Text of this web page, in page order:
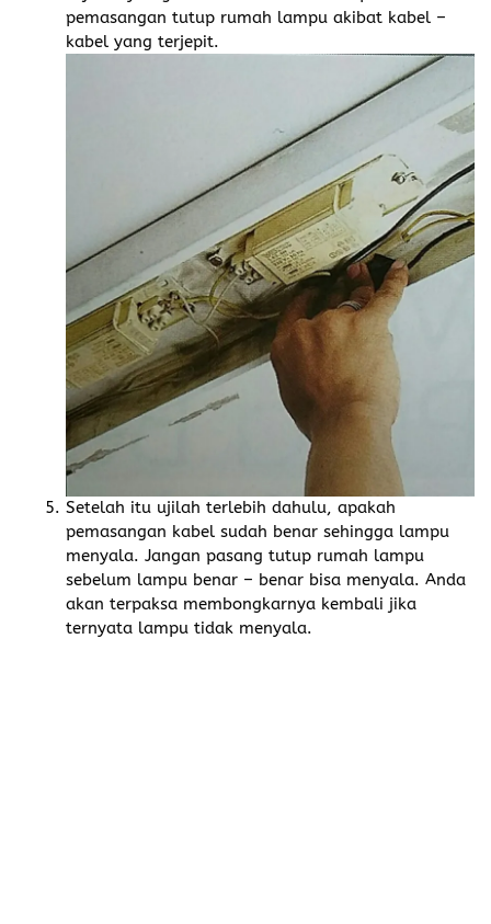
pemasangan tutup rumah lampu akibat kabel –
kabel yang terjepit.
Setelah itu ujilah terlebih dahulu, apakah
pemasangan kabel sudah benar sehingga lampu
menyala. Jangan pasang tutup rumah lampu
sebelum lampu benar – benar bisa menyala. Anda
akan terpaksa membongkarnya kembali jika
ternyata lampu tidak menyala.